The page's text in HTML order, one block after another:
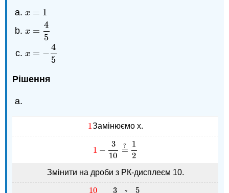
x = 1
x=1
x =
4
5
x=4 5
x = −
4
5
x=− 45
Рішення
1
1Замінюємо x.
1 −
3
10
=
?
1
2
1 −3 10= ?1 2
Змінити на дроби з РК-дисплеєм 10.
10
3
5